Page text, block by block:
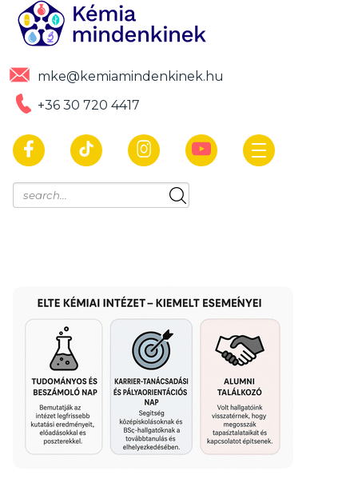
mke@kemiamindenkinek.hu
+36 30 720 4417